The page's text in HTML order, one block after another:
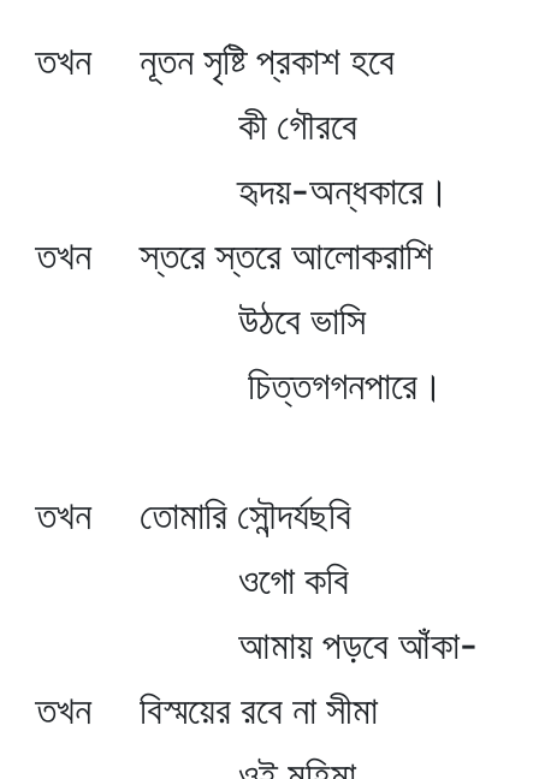
তখন নূতন সৃষ্টি প্রকাশ হবে
কী গৌরবে
হৃদয়-অন্ধকারে।
তখন স্তরে স্তরে আলোকরাশি
উঠবে ভাসি
চিত্তগগনপারে।
তখন তোমারি সৌন্দর্যছবি
ওগো কবি
আমায় পড়বে আঁকা-
তখন বিস্ময়ের রবে না সীমা